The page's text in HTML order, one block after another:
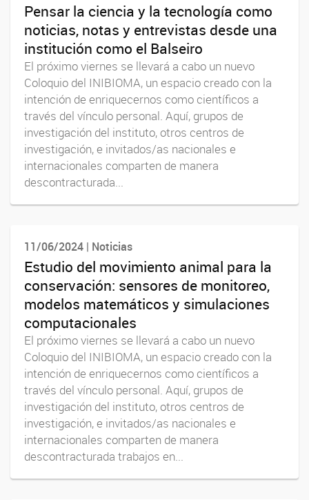
Pensar la ciencia y la tecnología como
noticias, notas y entrevistas desde una
institución como el Balseiro
El próximo viernes se llevará a cabo un nuevo
Coloquio del INIBIOMA, un espacio creado con la
intención de enriquecernos como científicos a
través del vínculo personal. Aquí, grupos de
investigación del instituto, otros centros de
investigación, e invitados/as nacionales e
internacionales comparten de manera
descontracturada...
11/06/2024 | Noticias
Estudio del movimiento animal para la
conservación: sensores de monitoreo,
modelos matemáticos y simulaciones
computacionales
El próximo viernes se llevará a cabo un nuevo
Coloquio del INIBIOMA, un espacio creado con la
intención de enriquecernos como científicos a
través del vínculo personal. Aquí, grupos de
investigación del instituto, otros centros de
investigación, e invitados/as nacionales e
internacionales comparten de manera
descontracturada trabajos en...